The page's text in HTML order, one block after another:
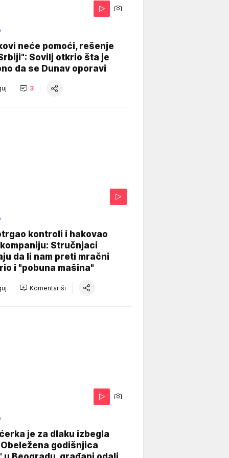
neće pomoći, rešenje
Sovilj otkrio šta je
da se Dunav oporavi
3
kontroli i hakovao
Stručnjaci
da li nam preti mračni
i "pobuna mašina"
Komentariši
je za dlaku izbegla
godišnjica